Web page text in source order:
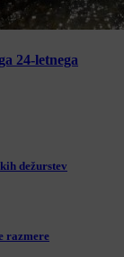
24-letnega
dežurstev
razmere